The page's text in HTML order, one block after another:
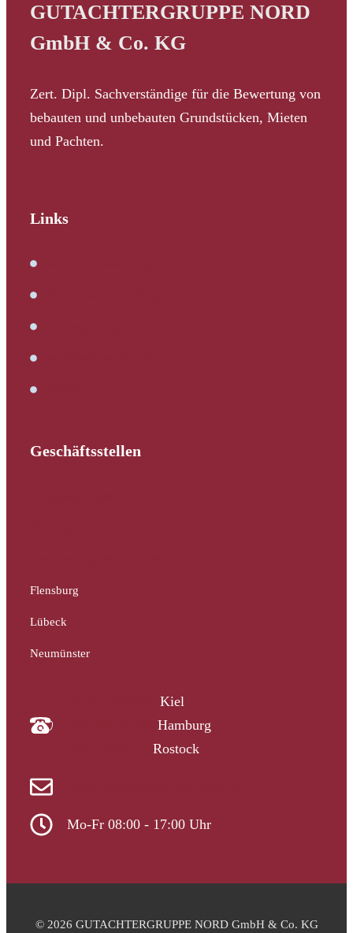
GUTACHTERGRUPPE NORD
GmbH & Co. KG
Zert. Dipl. Sachverständige für die Bewertung von
bebauten und unbebauten Grundstücken, Mieten
und Pachten.
Links
Geschäftsstellen
Flensburg
Lübeck
Neumünster
Kiel
Hamburg
Rostock
Mo-Fr 08:00 - 17:00 Uhr
© 2026 GUTACHTERGRUPPE NORD GmbH & Co. KG